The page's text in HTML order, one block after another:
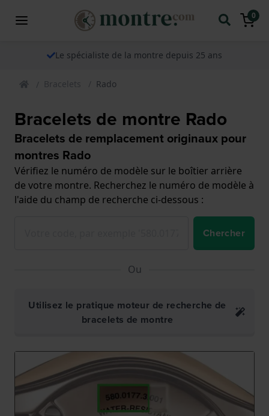
0
Le spécialiste de la montre depuis 25 ans
Bracelets Rado
Bracelets de montre Rado
Bracelets de remplacement originaux pour
montres Rado
Vérifiez le numéro de modèle sur le boîtier arrière
de votre montre. Recherchez le numéro de modèle à
l'aide du champ de recherche ci-dessous :
Chercher
Ou
Utilisez le pratique moteur de recherche de
bracelets de montre